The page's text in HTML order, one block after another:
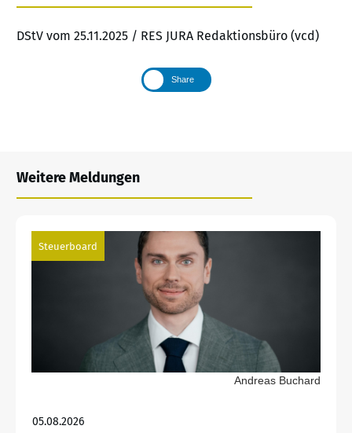
DStV vom 25.11.2025 / RES JURA Redaktionsbüro (vcd)
Share
Weitere Meldungen
Steuerboard
Andreas Buchard
05.08.2026